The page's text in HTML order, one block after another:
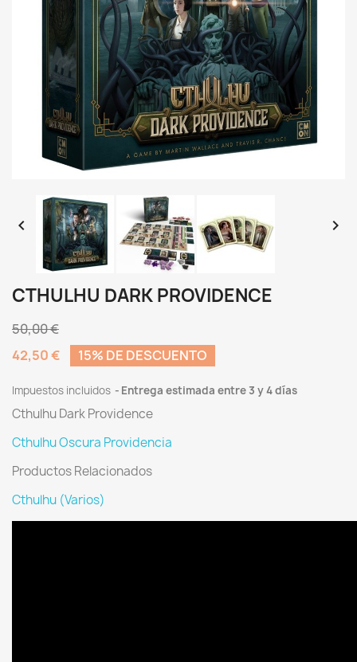
 
CTHULHU DARK PROVIDENCE
50,00 €
42,50 €
15% DE DESCUENTO
Impuestos incluidos Entrega estimada entre 3 y 4 días
Cthulhu Dark Providence
Cthulhu Oscura Providencia
Productos Relacionados
Cthulhu (Varios)